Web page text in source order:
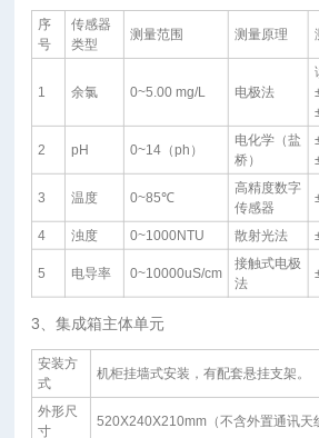
序
号
传感器
类型
测量范围 测量原理
1 余氯 0~5.00 mg/L 电极法
2
pH 0~14（ph）
电化学（盐
桥）
3 温度 0~85℃
高精度数字
传感器
4 浊度 0~1000NTU 散射光法
5 电导率 0~10000uS/cm
接触式电极
法
3、集成箱主体单元
安装方
式
机柜挂墙式安装，有配套悬挂支架。
外形尺
寸
520X240X210mm（不含外置通讯天